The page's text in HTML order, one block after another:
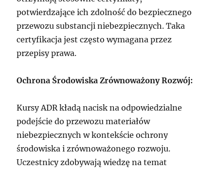
potwierdzające ich zdolność do bezpiecznego
przewozu substancji niebezpiecznych. Taka
certyfikacja jest często wymagana przez
przepisy prawa.
Ochrona Środowiska Zrównoważony Rozwój:
Kursy ADR kładą nacisk na odpowiedzialne
podejście do przewozu materiałów
niebezpiecznych w kontekście ochrony
środowiska i zrównoważonego rozwoju.
Uczestnicy zdobywają wiedzę na temat